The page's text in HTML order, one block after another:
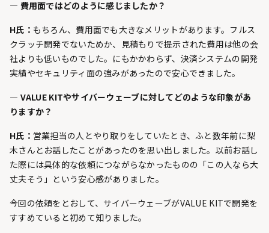
— 費用面ではどのように感じましたか？
H氏： もちろん、費用面でも大きなメリットがあります。フルス
クラッチ開発でないためか、見積もりで提示された費用は他の会
社よりも低いものでした。にもかかわらず、決済システムの開発
実績やセキュリティ面の強みがあったので安心できました。
— VALUE KITやサイバーウェーブに対してどのような印象があ
りますか？
H氏： 営業担当の人とやり取りをしていたとき、ふと数年前に梨
木さんとお話したことがあったのを思い出しました。以前お話し
た際には具体的な依頼につながらなかったものの「この人なら大
丈夫そう」という安心感がありました。
今回の依頼をとおして、サイバーウェーブがVALUE KITで開発を
すすめていると初めて知りました。